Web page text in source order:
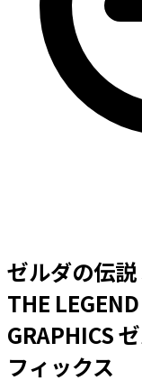
ゼルダの伝
THE
GRAPHICS
フィックス